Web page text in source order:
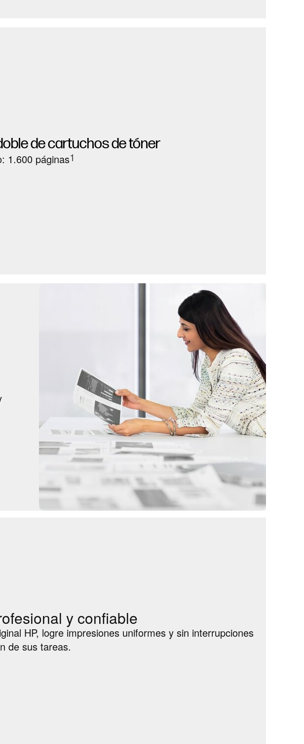
de cartuchos de tóner
1.600 páginas1
y confiable
HP, logre impresiones uniformes y sin interrupciones
de sus tareas.